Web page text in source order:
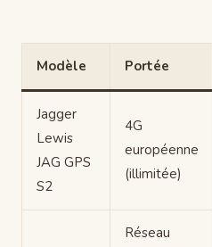
Modèle Portée
Jagger
Lewis
JAG GPS
S2
4G
européenne
(illimitée)
Réseau